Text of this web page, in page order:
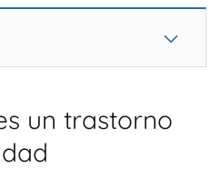
un trastorno